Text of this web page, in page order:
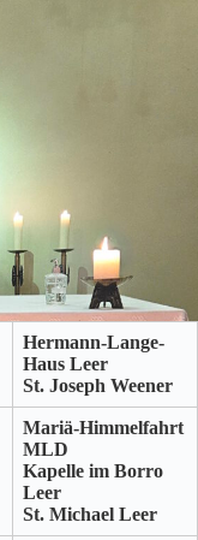
Hermann-Lange-
Haus Leer
St. Joseph Weener
Mariä-Himmelfahrt
MLD
Kapelle im Borro
Leer
St. Michael Leer